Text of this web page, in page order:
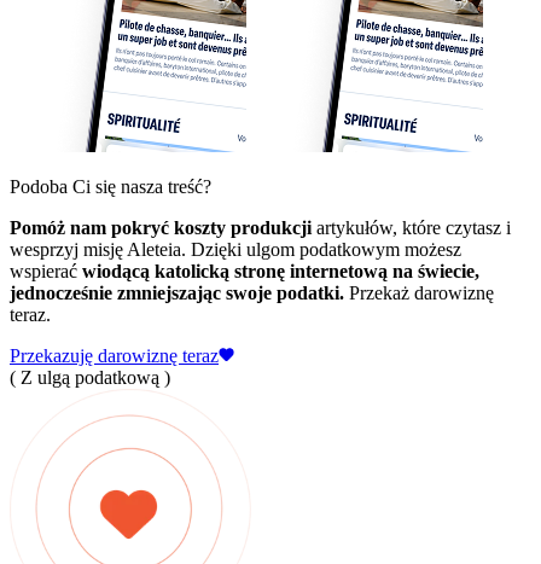
Podoba Ci się nasza treść?
Pomóż nam pokryć koszty produkcji artykułów, które czytasz i
wesprzyj misję Aleteia. Dzięki ulgom podatkowym możesz
wspierać wiodącą katolicką stronę internetową na świecie,
jednocześnie zmniejszając swoje podatki. Przekaż darowiznę
teraz.
Przekazuję darowiznę teraz
( Z ulgą podatkową )